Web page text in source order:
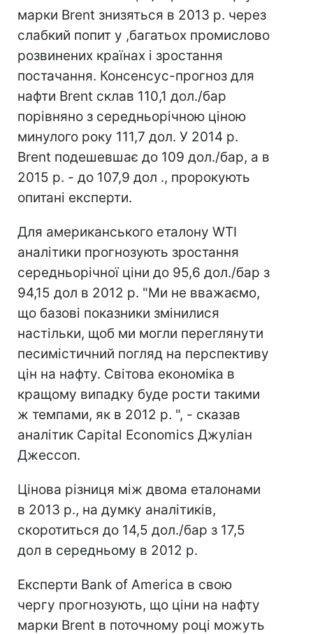
марки Brent знизяться в 2013 р. через
слабкий попит у ,багатьох промислово
розвинених країнах і зростання
постачання. Консенсус-прогноз для
нафти Brent склав 110,1 дол./бар
порівняно з середньорічною ціною
минулого року 111,7 дол. У 2014 р.
Brent подешевшає до 109 дол./бар, а в
2015 р. - до 107,9 дол ., пророкують
опитані експерти.
Для американського еталону WTI
аналітики прогнозують зростання
середньорічної ціни до 95,6 дол./бар з
94,15 дол в 2012 р. "Ми не вважаємо,
що базові показники змінилися
настільки, щоб ми могли переглянути
песимістичний погляд на перспективу
цін на нафту. Світова економіка в
кращому випадку буде рости такими
ж темпами, як в 2012 р. ", - сказав
аналітик Capital Economics Джуліан
Джессоп.
Цінова різниця між двома еталонами
в 2013 р., на думку аналітиків,
скоротиться до 14,5 дол./бар з 17,5
дол в середньому в 2012 р.
Експерти Bank of America в свою
чергу прогнозують, що ціни на нафту
марки Brent в поточному році можуть